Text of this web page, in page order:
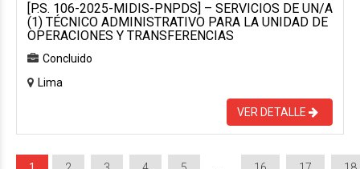
[P.S. 106-2025-MIDIS-PNPDS] – SERVICIOS DE UN/A
(1) TÉCNICO ADMINISTRATIVO PARA LA UNIDAD DE
OPERACIONES Y TRANSFERENCIAS
Concluido
Lima
VER DETALLE